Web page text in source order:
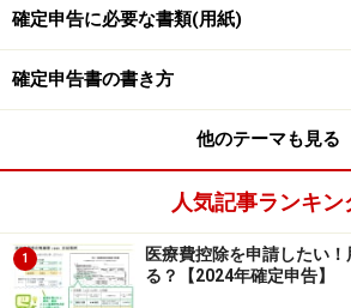
確定申告に必要な書類(用紙)
確定申告書の書き方
他のテーマも見る
人気記事ランキン
1
医療費控除を申請したい
る？【2024年確定申告】